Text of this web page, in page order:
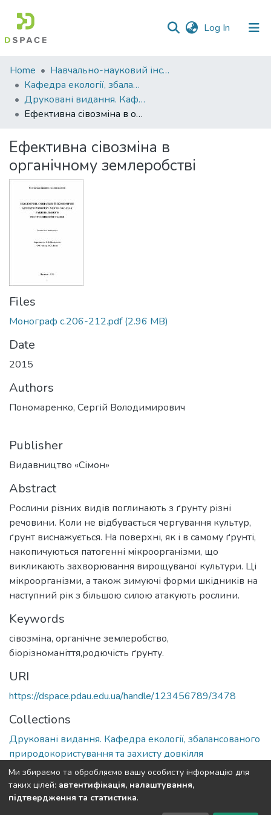
Log In (current)
Communities
&
Collections
All of DSpace
Statistics
Home
Навчально-науковий інститут агротехнологій, селекції та екології
Кафедра екології, збалансованого природокористування та захисту довкілля
Друковані видання. Кафедра екології, збалансованого природокористування та захисту довкілля
Ефективна сівозміна в органічному землеробстві
Ефективна сівозміна в
органічному землеробстві
Files
Монограф с.206-212.pdf(2.96 MB)
Date
2015
Authors
Пономаренко, Сергій Володимирович
Publisher
Видавництво «Сімон»
Abstract
Рослини різних видів поглинають з ґрунту різні
речовини. Коли не відбувається чергування культур,
ґрунт виснажується. На поверхні, як і в самому ґрунті,
накопичуються патогенні мікроорганізми, що
викликають захворювання вирощуваної культури. Ці
мікроорганізми, а також зимуючі форми шкідників на
наступний рік з більшою силою атакують рослини.
Keywords
сівозміна, органічне землеробство,
біорізноманіття,родючість ґрунту.
URI
https://dspace.pdau.edu.ua/handle/123456789/3478
Collections
Друковані видання. Кафедра екології, збалансованого
природокористування та захисту довкілля
Full item page
Ми збираємо та обробляємо вашу особисту інформацію для
таких цілей: автентифікація, налаштування,
підтвердження та статистика.